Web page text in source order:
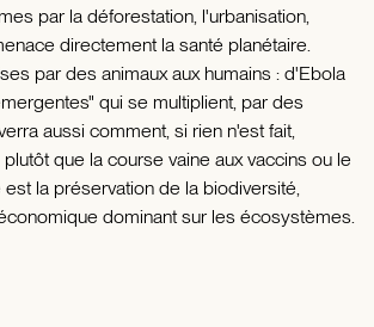
par la déforestation, l'urbanisation,
directement la santé planétaire.
par des animaux aux humains : d'Ebola
qui se multiplient, par des
aussi comment, si rien n'est fait,
que la course vaine aux vaccins ou le
la préservation de la biodiversité,
dominant sur les écosystèmes.